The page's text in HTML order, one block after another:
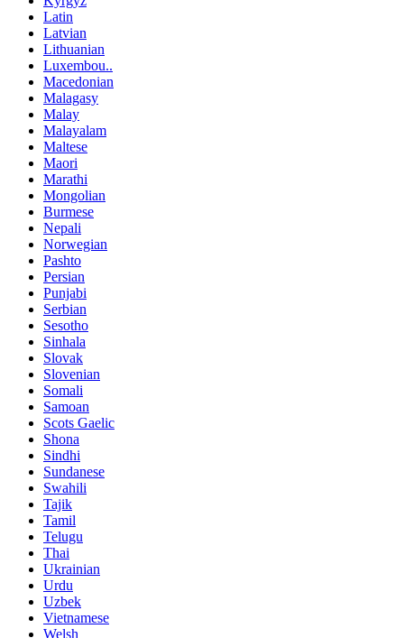
Latin
Latvian
Lithuanian
Luxembou..
Macedonian
Malagasy
Malay
Malayalam
Maltese
Maori
Marathi
Mongolian
Burmese
Nepali
Norwegian
Pashto
Persian
Punjabi
Serbian
Sesotho
Sinhala
Slovak
Slovenian
Somali
Samoan
Scots Gaelic
Shona
Sindhi
Sundanese
Swahili
Tajik
Tamil
Telugu
Thai
Ukrainian
Urdu
Uzbek
Vietnamese
Welsh